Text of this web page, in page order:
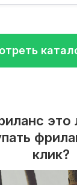
это
клик?